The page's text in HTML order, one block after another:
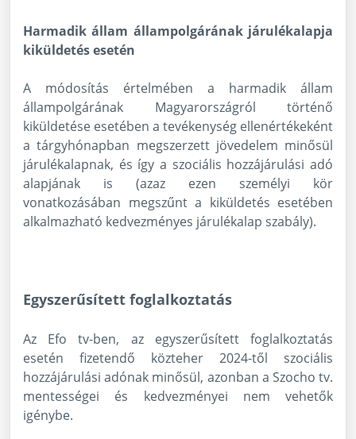
Harmadik állam állampolgárának járulékalapja
kiküldetés esetén
A módosítás értelmében a harmadik állam
állampolgárának Magyarországról történő
kiküldetése esetében a tevékenység ellenértékeként
a tárgyhónapban megszerzett jövedelem minősül
járulékalapnak, és így a szociális hozzájárulási adó
alapjának is (azaz ezen személyi kör
vonatkozásában megszűnt a kiküldetés esetében
alkalmazható kedvezményes járulékalap szabály).
Egyszerűsített foglalkoztatás
Az Efo tv-ben, az egyszerűsített foglalkoztatás
esetén fizetendő közteher 2024-től szociális
hozzájárulási adónak minősül, azonban a Szocho tv.
mentességei és kedvezményei nem vehetők
igénybe.